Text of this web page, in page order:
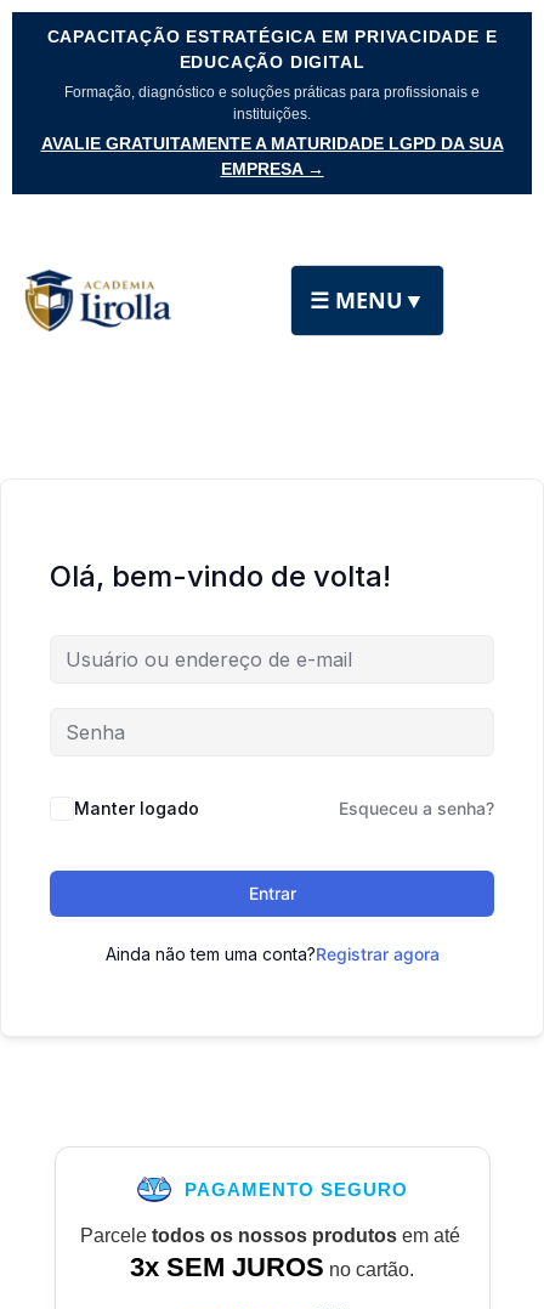
CAPACITAÇÃO ESTRATÉGICA EM PRIVACIDADE E
EDUCAÇÃO DIGITAL
Formação, diagnóstico e soluções práticas para profissionais e
instituições.
AVALIE GRATUITAMENTE A MATURIDADE LGPD DA SUA
EMPRESA →
☰ MENU ▼
Olá, bem-vindo de volta!
Manter logado Esqueceu a senha?
Entrar
Ainda não tem uma conta?Registrar agora
PAGAMENTO SEGURO
Parcele todos os nossos produtosem até
3x SEM JUROS no cartão.